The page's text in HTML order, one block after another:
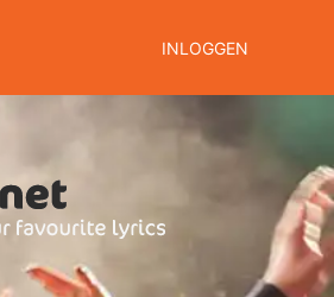
INLOGGEN